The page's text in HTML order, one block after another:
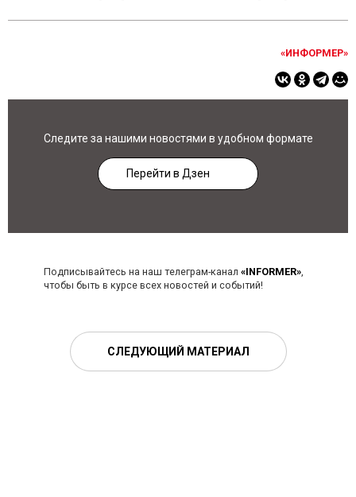
«ИНФОРМЕР»
Следите за нашими новостями в удобном формате
Перейти в Дзен
Подписывайтесь на наш телеграм-канал «INFORMER»
чтобы быть в курсе всех новостей и событий!
СЛЕДУЮЩИЙ МАТЕРИАЛ